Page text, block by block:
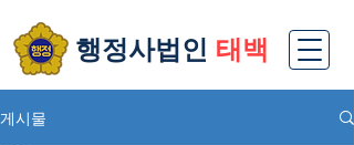
​행정사법인 태백
게시물